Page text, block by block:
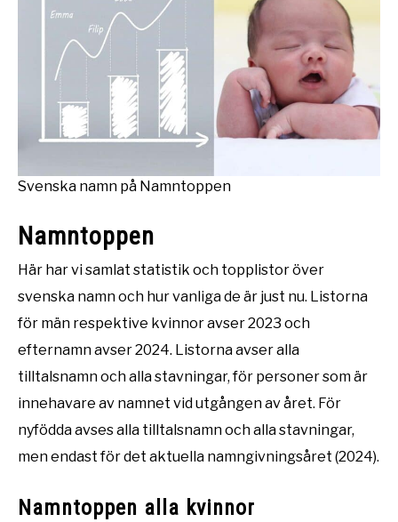
Svenska namn på Namntoppen
Namntoppen
Här har vi samlat statistik och topplistor över
svenska namn och hur vanliga de är just nu. Listorna
för män respektive kvinnor avser 2023 och
efternamn avser 2024. Listorna avser alla
tilltalsnamn och alla stavningar, för personer som är
innehavare av namnet vid utgången av året. För
nyfödda avses alla tilltalsnamn och alla stavningar,
men endast för det aktuella namngivningsåret (2024).
Namntoppen alla kvinnor